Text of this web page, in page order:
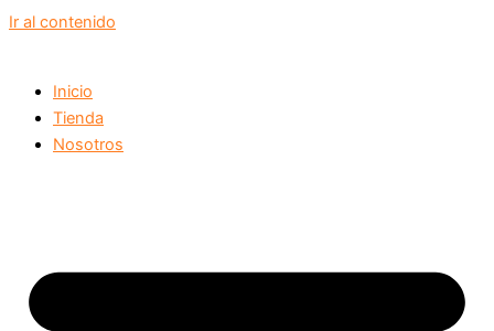
Ir al contenido
Inicio
Tienda
Nosotros